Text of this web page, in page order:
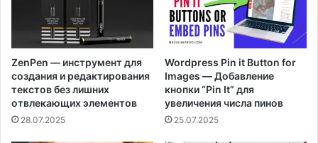
ZenPen — инструмент для
создания и редактирования
текстов без лишних
отвлекающих элементов
28.07.2025
Wordpress Pin it Button for
Images — Добавление
кнопки “Pin It” для
увеличения числа пинов
25.07.2025